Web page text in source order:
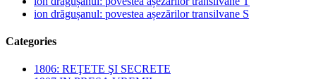
ion drăgușanul: povestea așezărilor transilvane S
Categories
1806: REŢETE ŞI SECRETE